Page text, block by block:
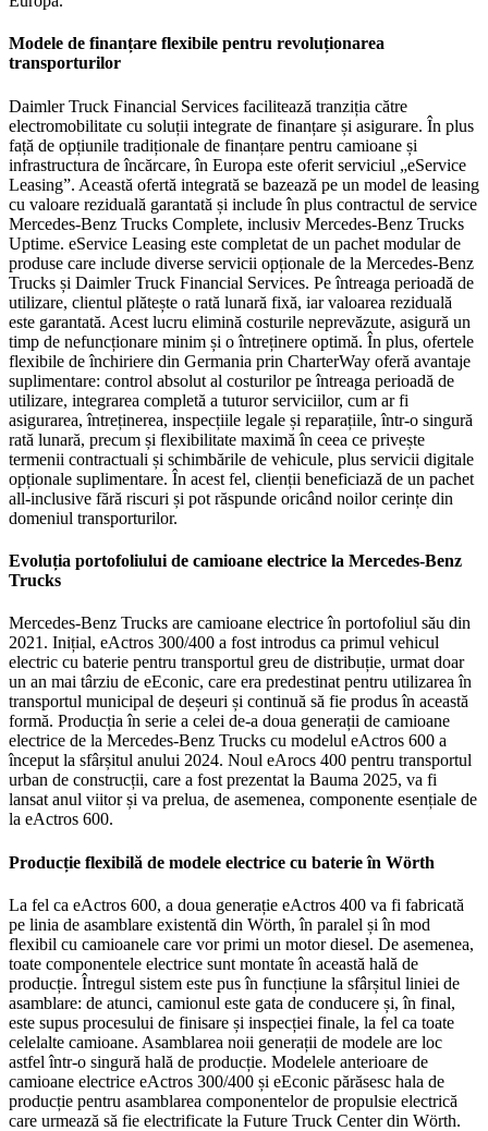
Modele de finanțare flexibile pentru revoluționarea
transporturilor
Daimler Truck Financial Services facilitează tranziția către
electromobilitate cu soluții integrate de finanțare și asigurare. În plus
față de opțiunile tradiționale de finanțare pentru camioane și
infrastructura de încărcare, în Europa este oferit serviciul „eService
Leasing”. Această ofertă integrată se bazează pe un model de leasing
cu valoare reziduală garantată și include în plus contractul de service
Mercedes-Benz Trucks Complete, inclusiv Mercedes-Benz Trucks
Uptime. eService Leasing este completat de un pachet modular de
produse care include diverse servicii opționale de la Mercedes-Benz
Trucks și Daimler Truck Financial Services. Pe întreaga perioadă de
utilizare, clientul plătește o rată lunară fixă, iar valoarea reziduală
este garantată. Acest lucru elimină costurile neprevăzute, asigură un
timp de nefuncționare minim și o întreținere optimă. În plus, ofertele
flexibile de închiriere din Germania prin CharterWay oferă avantaje
suplimentare: control absolut al costurilor pe întreaga perioadă de
utilizare, integrarea completă a tuturor serviciilor, cum ar fi
asigurarea, întreținerea, inspecțiile legale și reparațiile, într-o singură
rată lunară, precum și flexibilitate maximă în ceea ce privește
termenii contractuali și schimbările de vehicule, plus servicii digitale
opționale suplimentare. În acest fel, clienții beneficiază de un pachet
all-inclusive fără riscuri și pot răspunde oricând noilor cerințe din
domeniul transporturilor.
Evoluția portofoliului de camioane electrice la Mercedes-Benz
Trucks
Mercedes-Benz Trucks are camioane electrice în portofoliul său din
2021. Inițial, eActros 300/400 a fost introdus ca primul vehicul
electric cu baterie pentru transportul greu de distribuție, urmat doar
un an mai târziu de eEconic, care era predestinat pentru utilizarea în
transportul municipal de deșeuri și continuă să fie produs în această
formă. Producția în serie a celei de-a doua generații de camioane
electrice de la Mercedes-Benz Trucks cu modelul eActros 600 a
început la sfârșitul anului 2024. Noul eArocs 400 pentru transportul
urban de construcții, care a fost prezentat la Bauma 2025, va fi
lansat anul viitor și va prelua, de asemenea, componente esențiale de
la eActros 600.
Producție flexibilă de modele electrice cu baterie în Wörth
La fel ca eActros 600, a doua generație eActros 400 va fi fabricată
pe linia de asamblare existentă din Wörth, în paralel și în mod
flexibil cu camioanele care vor primi un motor diesel. De asemenea,
toate componentele electrice sunt montate în această hală de
producție. Întregul sistem este pus în funcțiune la sfârșitul liniei de
asamblare: de atunci, camionul este gata de conducere și, în final,
este supus procesului de finisare și inspecției finale, la fel ca toate
celelalte camioane. Asamblarea noii generații de modele are loc
astfel într-o singură hală de producție. Modelele anterioare de
camioane electrice eActros 300/400 și eEconic părăsesc hala de
producție pentru asamblarea componentelor de propulsie electrică
care urmează să fie electrificate la Future Truck Center din Wörth.